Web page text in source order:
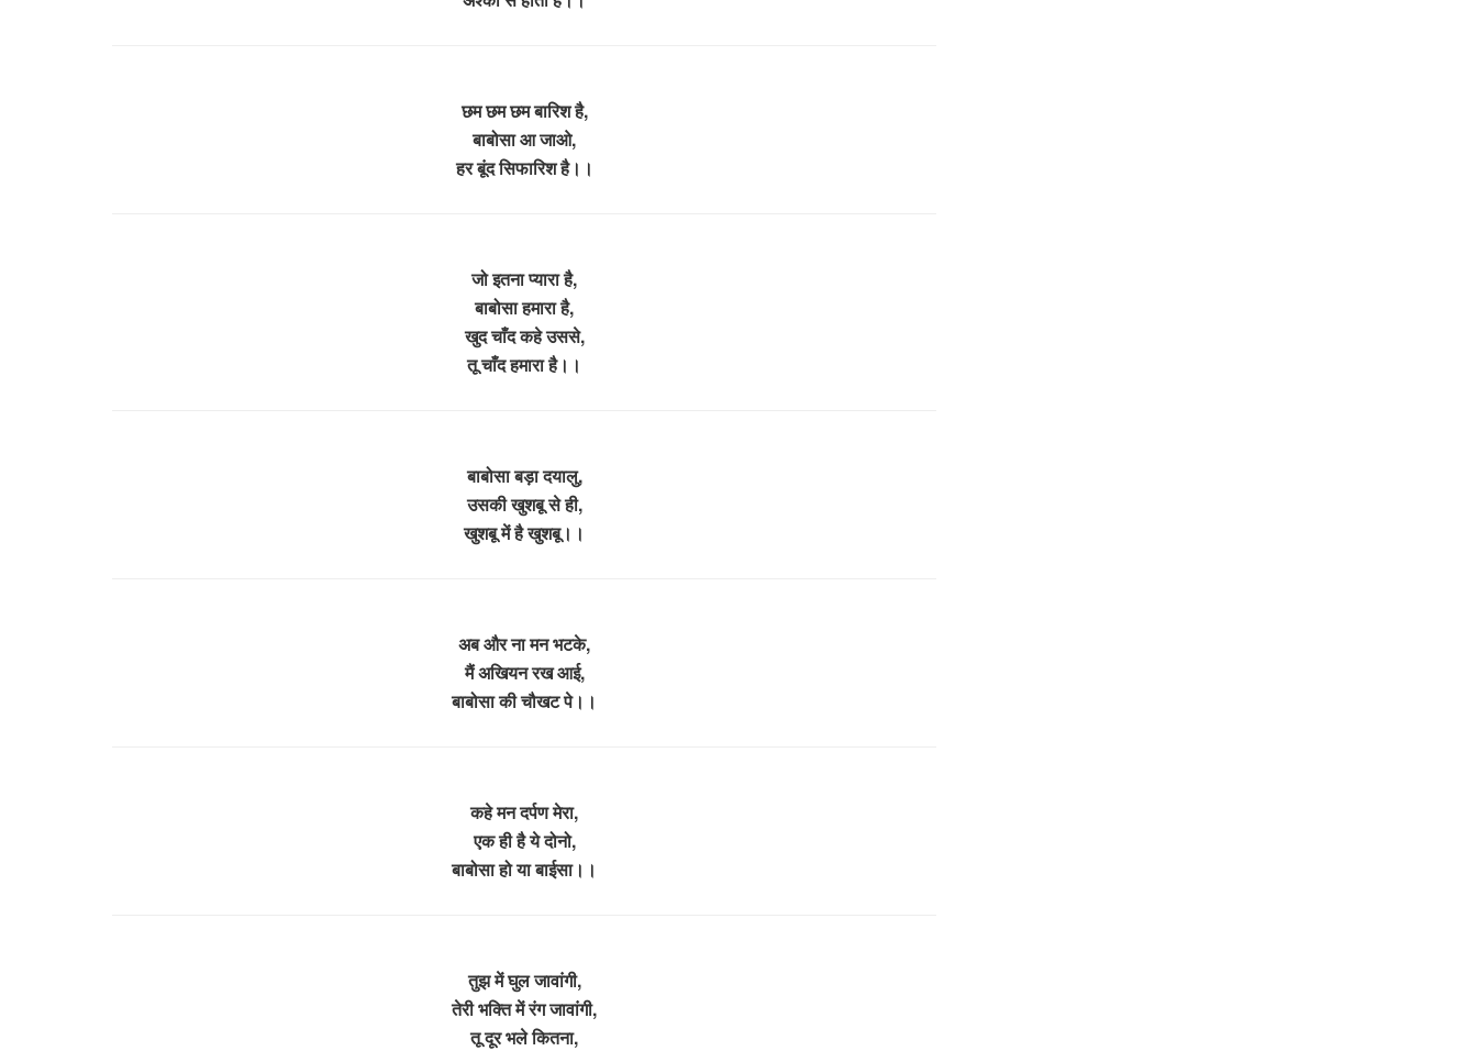
छम छम छम बारिश है,
बाबोसा आ जाओ,
हर बूंद सिफारिश है।।
जो इतना प्यारा है,
बाबोसा हमारा है,
खुद चाँद कहे उससे,
तू चाँद हमारा है।।
बाबोसा बड़ा दयालु,
उसकी खुशबू से ही,
खुशबू में है खुशबू।।
अब और ना मन भटके,
मैं अखियन रख आई,
बाबोसा की चौखट पे।।
कहे मन दर्पण मेरा,
एक ही है ये दोनो,
बाबोसा हो या बाईसा।।
तुझ में घुल जावांगी,
तेरी भक्ति में रंग जावांगी,
तू दूर भले कितना,